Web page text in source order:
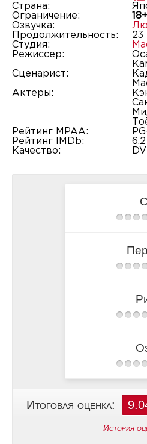
Страна:
Ограничение:
18+
Озвучка:
Продолжительность:
23
Студия:
Режиссер:
Сценарист:
Актеры:
Рейтинг MPAA:
Рейтинг IMDb:
6.2
Качество:
Итоговая оценка:
История